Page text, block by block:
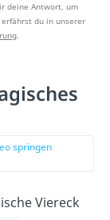
deine Antwort, um
erfährst du in unserer
.
springen
Viereck